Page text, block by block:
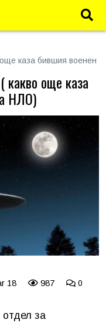
каза бившия военен
още каза
НЛО)
18 987 0
за